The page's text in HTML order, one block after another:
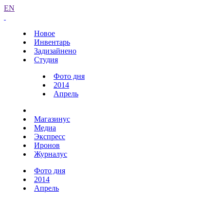
EN
Новое
Инвентарь
Задизайнено
Студия
Фото дня
2014
Апрель
Магазинус
Медиа
Экспресс
Иронов
Журналус
Фото дня
2014
Апрель